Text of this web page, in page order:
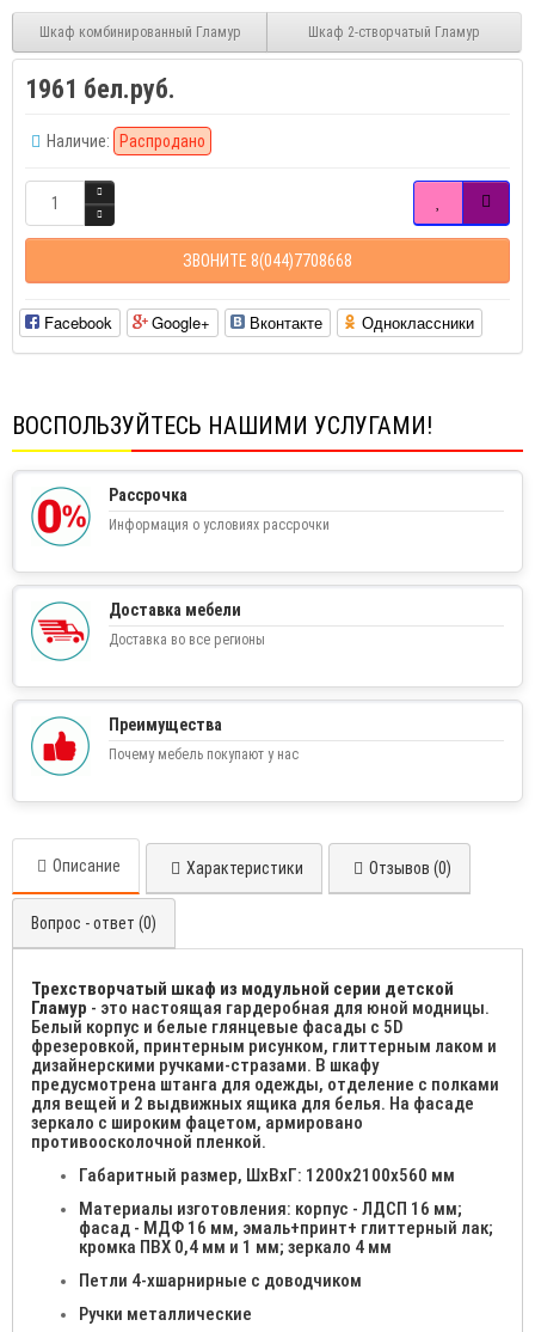
Шкаф комбинированный Гламур Шкаф 2-створчатый Гламур
1961 бел.руб.
Наличие: Распродано
ЗВОНИТЕ 8(044)7708668
Facebook Google+ Вконтакте Одноклассники
ВОСПОЛЬЗУЙТЕСЬ НАШИМИ УСЛУГАМИ!
Рассрочка
Информация о условиях рассрочки
Доставка мебели
Доставка во все регионы
Преимущества
Почему мебель покупают у нас
Описание Характеристики Отзывов (0)
Вопрос - ответ (0)
Трехстворчатый шкаф из модульной серии детской
Гламур - это настоящая гардеробная для юной модницы.
Белый корпус и белые глянцевые фасады с 5D
фрезеровкой, принтерным рисунком, глиттерным лаком и
дизайнерскими ручками-стразами. В шкафу
предусмотрена штанга для одежды, отделение с полками
для вещей и 2 выдвижных ящика для белья. На фасаде
зеркало с широким фацетом, армировано
противоосколочной пленкой.
Габаритный размер, ШхВхГ: 1200х2100х560 мм
Материалы изготовления: корпус - ЛДСП 16 мм;
фасад - МДФ 16 мм, эмаль+принт+ глиттерный лак;
кромка ПВХ 0,4 мм и 1 мм; зеркало 4 мм
Петли 4-хшарнирные с доводчиком
Ручки металлические